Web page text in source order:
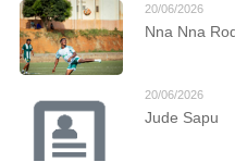
20/06/2026
Nna Nna
20/06/2026
Jude Sapu